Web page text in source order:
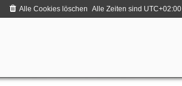
Alle Zeiten sind UTC+02:00
Alle Cookies löschen